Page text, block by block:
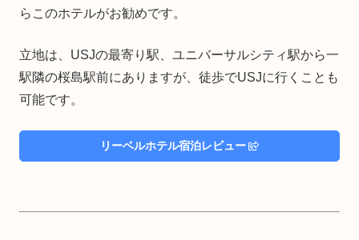
らこのホテルがお勧めです。
立地は、USJの最寄り駅、ユニバーサルシティ駅から一
駅隣の桜島駅前にありますが、徒歩でUSJに行くことも
可能です。
リーベルホテル宿泊レビュー